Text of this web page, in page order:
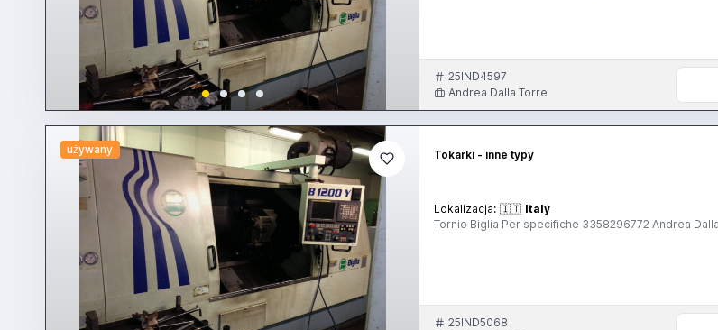
25IND4597
Andrea Dalla Torre
używany
Tokarki - inne typy
Lokalizacja: 🇮🇹 Italy
Tornio Biglia Per specifiche 3358296772 Andrea
25IND5068